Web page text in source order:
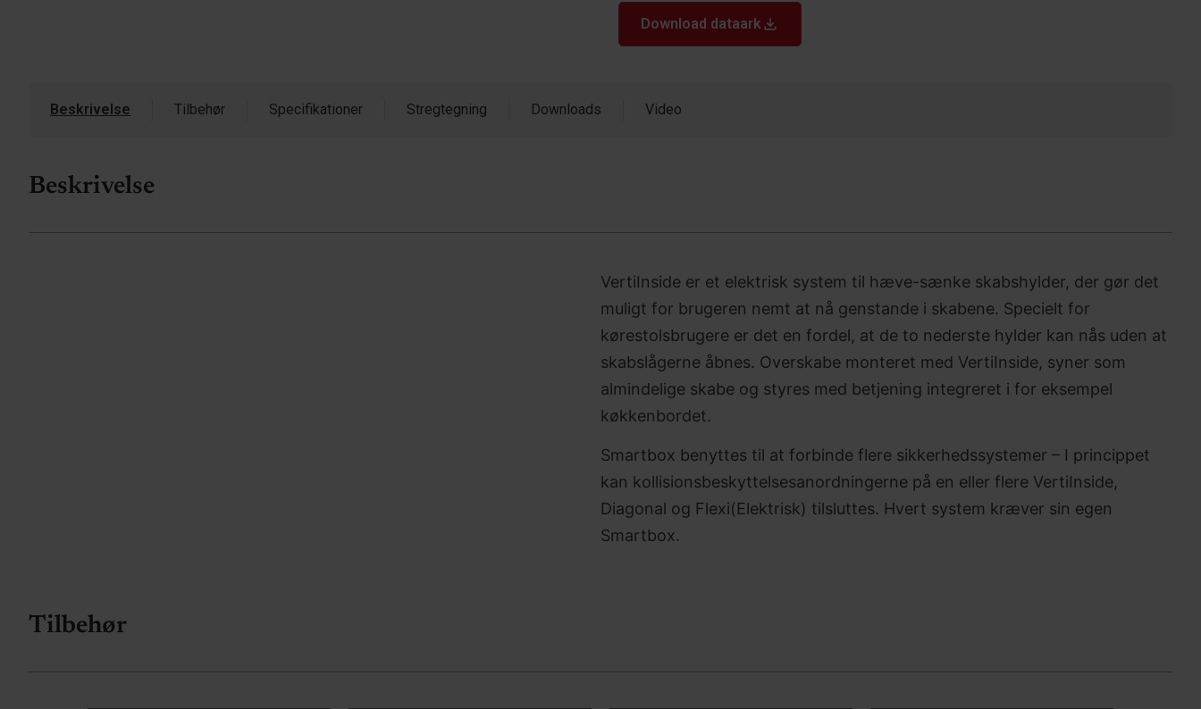
Download dataark
Beskrivelse Tilbehør Specifikationer Stregtegning Downloads Video
Beskrivelse
VertiInside er et elektrisk system til hæve-sænke skabshylder, der gør det
muligt for brugeren nemt at nå genstande i skabene. Specielt for
kørestolsbrugere er det en fordel, at de to nederste hylder kan nås uden at
skabslågerne åbnes. Overskabe monteret med VertiInside, syner som
almindelige skabe og styres med betjening integreret i for eksempel
køkkenbordet.
Smartbox benyttes til at forbinde flere sikkerhedssystemer – I princippet
kan kollisionsbeskyttelsesanordningerne på en eller flere VertiInside,
Diagonal og Flexi(Elektrisk) tilsluttes. Hvert system kræver sin egen
Smartbox.
Tilbehør